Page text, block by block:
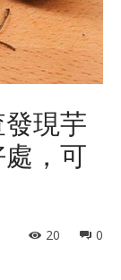
現芋
，可
0
20